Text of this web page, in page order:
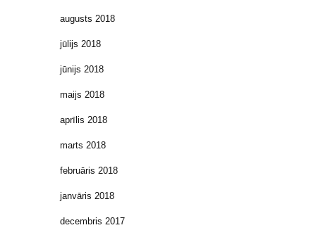
augusts 2018
jūlijs 2018
jūnijs 2018
maijs 2018
aprīlis 2018
marts 2018
februāris 2018
janvāris 2018
decembris 2017